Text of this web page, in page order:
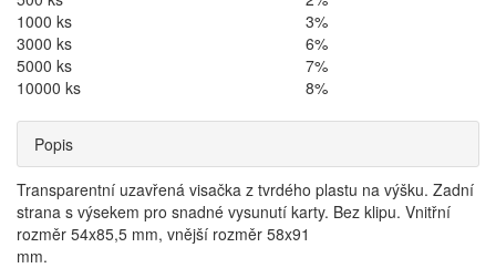
1000 ks
3%
3000 ks
6%
5000 ks
7%
10000 ks
8%
Popis
Transparentní uzavřená visačka z tvrdého plastu na výšku. Zadní
strana s výsekem pro snadné vysunutí karty. Bez klipu. Vnitřní
rozměr 54x85,5 mm, vnější rozměr 58x91
mm.